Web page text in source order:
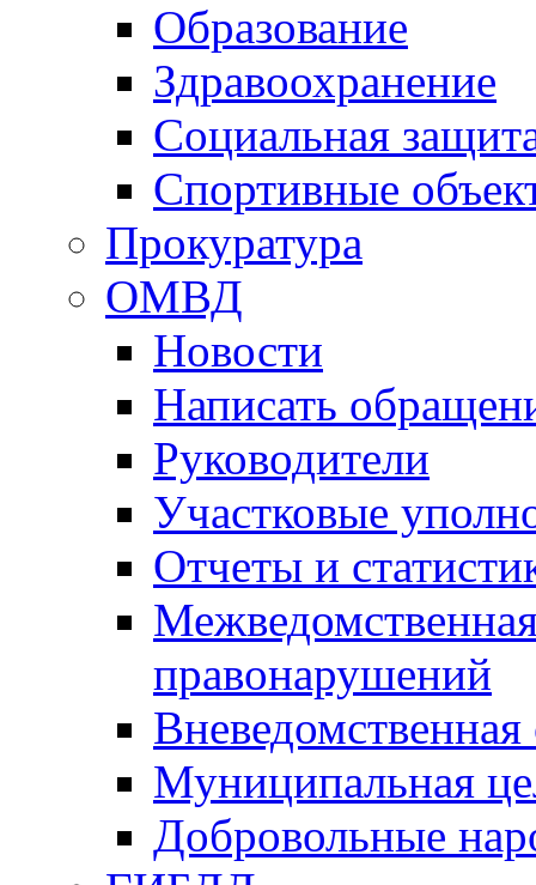
Образование
Здравоохранение
Социальная
Спортивные
Прокуратура
ОМВД
Новости
Написать
Руководители
Участковые
Отчеты и
правонарушений
Вневедомственная
Муниципальная
Добровольные